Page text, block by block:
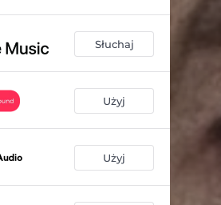
Słuchaj
Użyj
Użyj